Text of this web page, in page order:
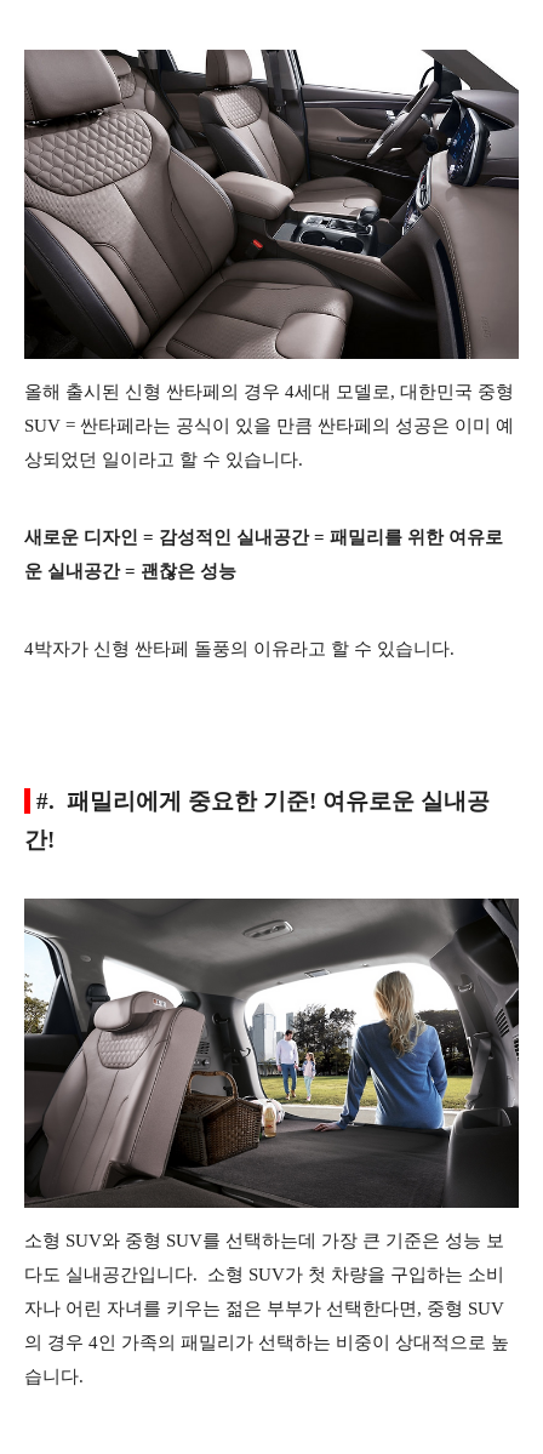
올해 출시된 신형 싼타페의 경우 4세대 모델로, 대한민국 중형
SUV = 싼타페라는 공식이 있을 만큼 싼타페의 성공은 이미 예
상되었던 일이라고 할 수 있습니다.
새로운 디자인 = 감성적인 실내공간 = 패밀리를 위한 여유로
운 실내공간 = 괜찮은 성능
4박자가 신형 싼타페 돌풍의 이유라고 할 수 있습니다.
#. 패밀리에게 중요한 기준! 여유로운 실내공
간!
소형 SUV와 중형 SUV를 선택하는데 가장 큰 기준은 성능 보
다도 실내공간입니다. 소형 SUV가 첫 차량을 구입하는 소비
자나 어린 자녀를 키우는 젊은 부부가 선택한다면, 중형 SUV
의 경우 4인 가족의 패밀리가 선택하는 비중이 상대적으로 높
습니다.